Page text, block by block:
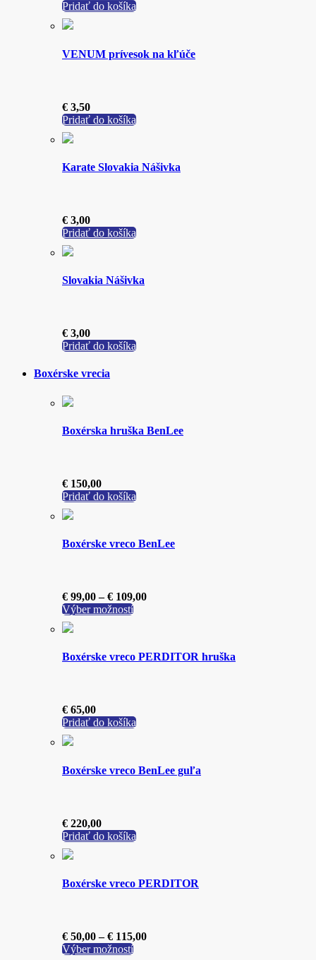
Pridať do košíka
VENUM prívesok na kľúče
€ 3,50
Pridať do košíka
Karate Slovakia Nášivka
€ 3,00
Pridať do košíka
Slovakia Nášivka
€ 3,00
Pridať do košíka
Boxérske vrecia
Boxérska hruška BenLee
€ 150,00
Pridať do košíka
Boxérske vreco BenLee
€ 99,00 – € 109,00Price
Výber možnostíTento
variantov.
na
Boxérske vreco PERDITOR hruška
€ 65,00
Pridať do košíka
Boxérske vreco BenLee guľa
€ 220,00
Pridať do košíka
Boxérske vreco PERDITOR
€ 50,00 – € 115,00Price
Výber možnostíTento